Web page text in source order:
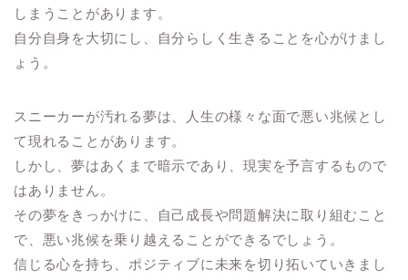
しまうことがあります。
自分自身を大切にし、自分らしく生きることを心がけまし
ょう。
スニーカーが汚れる夢は、人生の様々な面で悪い兆候とし
て現れることがあります。
しかし、夢はあくまで暗示であり、現実を予言するもので
はありません。
その夢をきっかけに、自己成長や問題解決に取り組むこと
で、悪い兆候を乗り越えることができるでしょう。
信じる心を持ち、ポジティブに未来を切り拓いていきまし